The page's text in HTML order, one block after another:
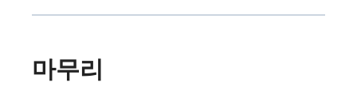
마무리